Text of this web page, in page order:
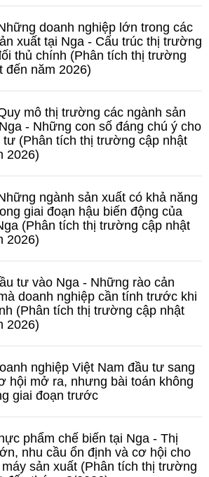
doanh nghiệp lớn trong các
xuất tại Nga - Cấu trúc thị trường
thủ chính (Phân tích thị trường
đến năm 2026)
mô thị trường các ngành sản
- Những con số đáng chú ý cho
tư (Phân tích thị trường cập nhật
2026)
ngành sản xuất có khả năng
giai đoạn hậu biến động của
(Phân tích thị trường cập nhật
2026)
tư vào Nga - Những rào cản
doanh nghiệp cần tính trước khi
(Phân tích thị trường cập nhật
2026)
nghiệp Việt Nam đầu tư sang
hội mở ra, nhưng bài toán không
giai đoạn trước
phẩm chế biến tại Nga - Thị
nhu cầu ổn định và cơ hội cho
sản xuất (Phân tích thị trường